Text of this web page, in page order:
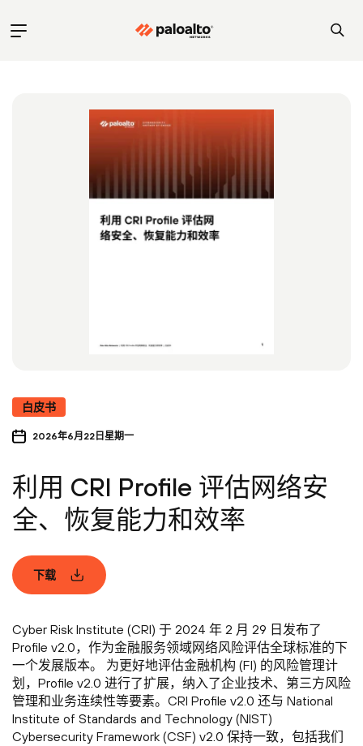
白皮书
2026年6月22日星期一
利用 CRI Profile 评估网络安
全、恢复能力和效率
下载
Cyber Risk Institute (CRI) 于 2024 年 2 月 29 日发布了
Profile v2.0，作为金融服务领域网络风险评估全球标准的下
一个发展版本。 为更好地评估金融机构 (FI) 的风险管理计
划，Profile v2.0 进行了扩展，纳入了企业技术、第三方风险
管理和业务连续性等要素。CRI Profile v2.0 还与 National
Institute of Standards and Technology (NIST)
Cybersecurity Framework (CSF) v2.0 保持一致，包括我们